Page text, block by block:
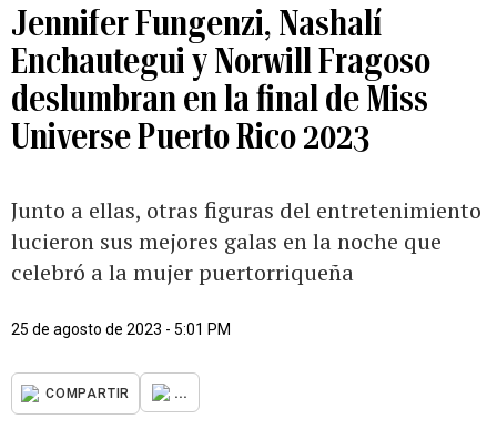
Jennifer Fungenzi, Nashalí
Enchautegui y Norwill Fragoso
deslumbran en la final de Miss
Universe Puerto Rico 2023
Junto a ellas, otras figuras del entretenimiento
lucieron sus mejores galas en la noche que
celebró a la mujer puertorriqueña
25 de agosto de 2023 - 5:01 PM
COMPARTIR ...